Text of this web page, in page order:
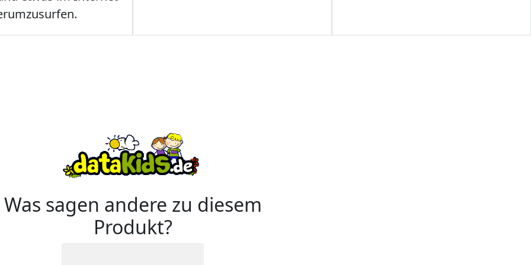
Was sagen andere zu diesem
Produkt?